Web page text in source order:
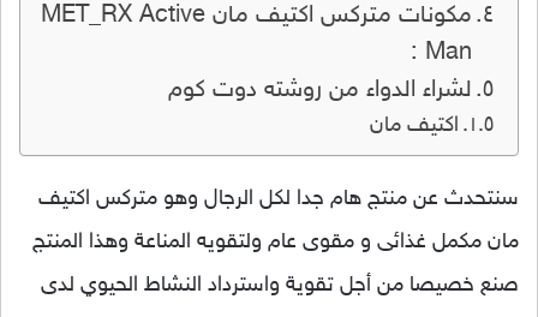
مكونات متركس اكتيف مان MET_RX Active
Man :
لشراء الدواء من روشته دوت كوم
اكتيف مان
سنتحدث عن منتج هام جدا لكل الرجال وهو متركس اكتيف
مان مكمل غذائى و مقوى عام ولتقويه المناعة وهذا المنتج
صنع خصيصا من أجل تقوية واسترداد النشاط الحيوي لدى